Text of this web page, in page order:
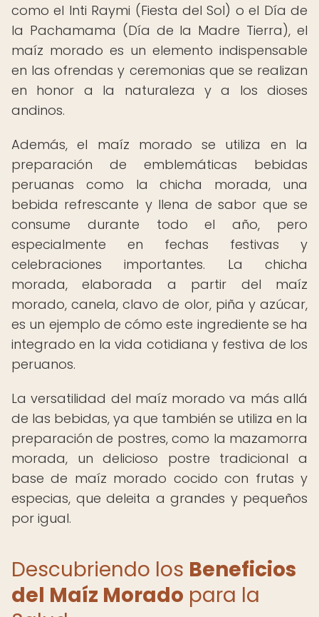
como el Inti Raymi (Fiesta del Sol) o el Día de
la Pachamama (Día de la Madre Tierra), el
maíz morado es un elemento indispensable
en las ofrendas y ceremonias que se realizan
en honor a la naturaleza y a los dioses
andinos.
Además, el maíz morado se utiliza en la
preparación de emblemáticas bebidas
peruanas como la chicha morada, una
bebida refrescante y llena de sabor que se
consume durante todo el año, pero
especialmente en fechas festivas y
celebraciones importantes. La chicha
morada, elaborada a partir del maíz
morado, canela, clavo de olor, piña y azúcar,
es un ejemplo de cómo este ingrediente se ha
integrado en la vida cotidiana y festiva de los
peruanos.
La versatilidad del maíz morado va más allá
de las bebidas, ya que también se utiliza en la
preparación de postres, como la mazamorra
morada, un delicioso postre tradicional a
base de maíz morado cocido con frutas y
especias, que deleita a grandes y pequeños
por igual.
Descubriendo los Beneficios
del Maíz Morado para la